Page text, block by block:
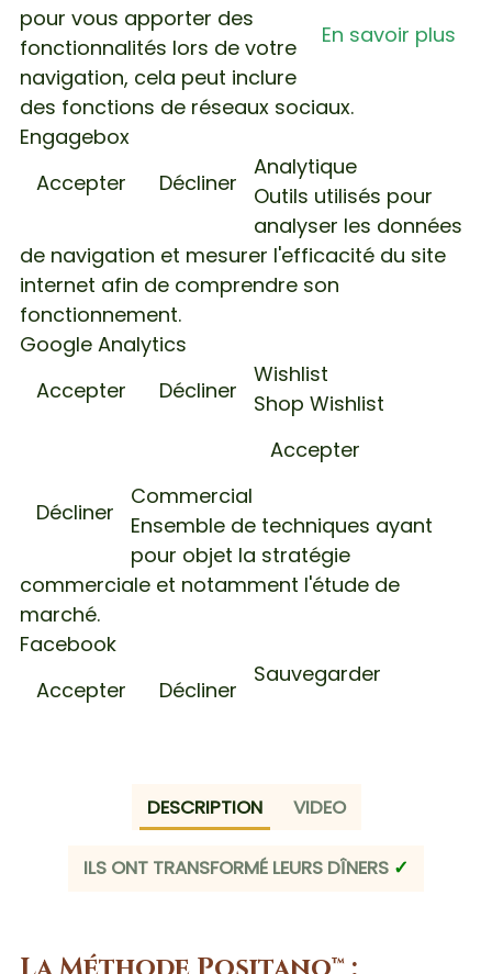
En savoir plus
pour vous apporter des
fonctionnalités lors de votre
navigation, cela peut inclure
des fonctions de réseaux sociaux.
Engagebox
Accepter
Décliner
Analytique
Outils utilisés pour
analyser les données
de navigation et mesurer l'efficacité du site
internet afin de comprendre son
fonctionnement.
Google Analytics
Accepter
Décliner
Wishlist
Shop Wishlist
Accepter
Décliner
Commercial
Ensemble de techniques ayant
pour objet la stratégie
commerciale et notamment l'étude de
marché.
Facebook
Accepter
Décliner
Sauvegarder
DESCRIPTION VIDEO
ILS ONT TRANSFORMÉ LEURS DÎNERS ✓